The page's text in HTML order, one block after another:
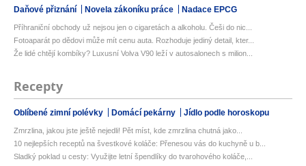
Daňové přiznání Novela zákoníku práce Nadace EPCG
Příhraniční obchody už nejsou jen o cigaretách a alkoholu. Češi do nic...
Fotoaparát po dědovi může mít cenu auta. Rozhoduje jediný detail, kter...
Že lidé chtějí kombíky? Luxusní Volva V90 leží v autosalonech s milion...
Recepty
Oblíbené zimní polévky Domácí pekárny Jídlo podle horoskopu
Zmrzlina, jakou jste ještě nejedli! Pět míst, kde zmrzlina chutná jako...
10 nejlepších receptů na švestkové koláče: Přenesou vás do kuchyně u b...
Sladký poklad u cesty: Využijte letní špendlíky do tvarohového koláče,...